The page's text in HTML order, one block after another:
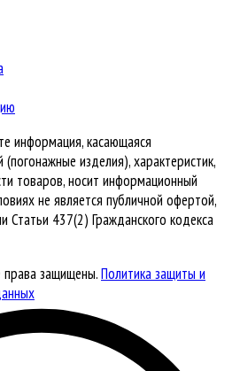
информация, касающаяся
изделия), характеристик,
товаров, носит информационный
не является публичной офертой,
437(2) Гражданского кодекса
права защищены.Политика защиты и